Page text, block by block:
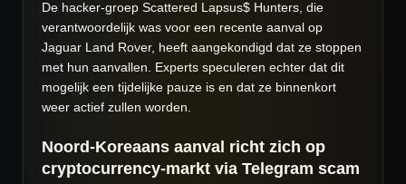
De hacker-groep Scattered Lapsus$ Hunters, die
verantwoordelijk was voor een recente aanval op
Jaguar Land Rover, heeft aangekondigd dat ze stoppen
met hun aanvallen. Experts speculeren echter dat dit
mogelijk een tijdelijke pauze is en dat ze binnenkort
weer actief zullen worden.
Noord-Koreaans aanval richt zich op
cryptocurrency-markt via Telegram scam